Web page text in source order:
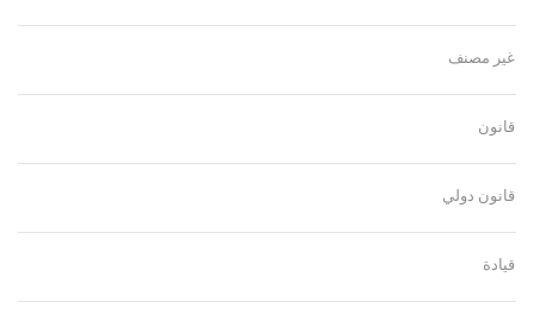
غير مصنف
قانون
قانون دولي
قيادة